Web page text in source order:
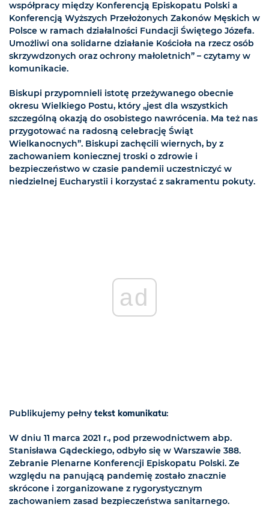
współpracy między Konferencją Episkopatu Polski a
Konferencją Wyższych Przełożonych Zakonów Męskich w
Polsce w ramach działalności Fundacji Świętego Józefa.
Umożliwi ona solidarne działanie Kościoła na rzecz osób
skrzywdzonych oraz ochrony małoletnich” – czytamy w
komunikacie.
Biskupi przypomnieli istotę przeżywanego obecnie
okresu Wielkiego Postu, który „jest dla wszystkich
szczególną okazją do osobistego nawrócenia. Ma też nas
przygotować na radosną celebrację Świąt
Wielkanocnych”. Biskupi zachęcili wiernych, by z
zachowaniem koniecznej troski o zdrowie i
bezpieczeństwo w czasie pandemii uczestniczyć w
niedzielnej Eucharystii i korzystać z sakramentu pokuty.
ad
Publikujemy pełny tekst komunikatu:
W dniu 11 marca 2021 r., pod przewodnictwem abp.
Stanisława Gądeckiego, odbyło się w Warszawie 388.
Zebranie Plenarne Konferencji Episkopatu Polski. Ze
względu na panującą pandemię zostało znacznie
skrócone i zorganizowane z rygorystycznym
zachowaniem zasad bezpieczeństwa sanitarnego.